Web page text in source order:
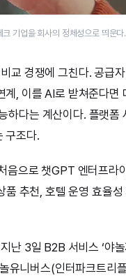
기업을 회사의 정체성으로 띄운
교 경쟁에 그친다. 공급
, 이를 AI로 받쳐준다면
하다는 계산이다. 플랫폼
구조다.
음으로 챗GPT 엔터프라
추천, 호텔 운영 효율
난 3일 B2B 서비스 ‘야
유니버스(인터파크트리